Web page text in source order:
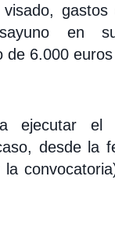
en
de 6.000 euros
ejecutar el
desde la